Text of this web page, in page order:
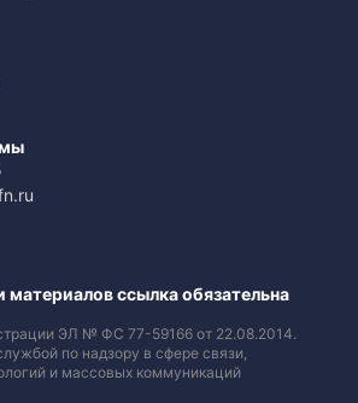
материалов ссылка обязательна
ЭЛ № ФС 77-59166 от 22.08.2014.
по надзору в сфере связи,
и массовых коммуникаций